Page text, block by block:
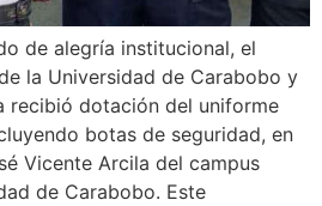
de alegría institucional, el
la Universidad de Carabobo y
recibió dotación del uniforme
botas de seguridad, en
Vicente Arcila del campus
de Carabobo. Este